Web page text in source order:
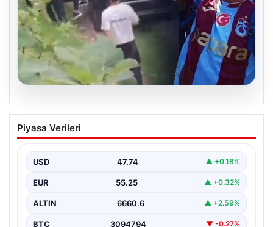
Trabzonlu teyze Salah’ı ilk kez
görünce…
Anlar Kameralarda", "content": "Trabzon'un sıcak ve…
Piyasa Verileri
USD 47.74 ▲ +0.18%
EUR 55.25 ▲ +0.32%
ALTIN 6660.6 ▲ +2.59%
BTC 3094794 ▼ -0.27%